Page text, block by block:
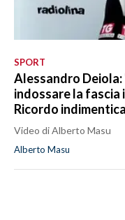
SPORT
Alessandro
indossare la fascia
Ricordo
Video di Alberto Masu
Alberto Masu